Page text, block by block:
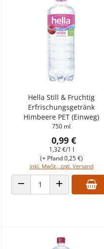
Hella Still & Fruchtig
Erfrischungsgetränk
Himbeere PET (Einweg)
750 ml
0,99 €
1,32 €/1 l
inkl. MwSt., zzgl. Versand
(+ Pfand 0,25 €)
ANZAHL VERRINGERN
ANZAHL